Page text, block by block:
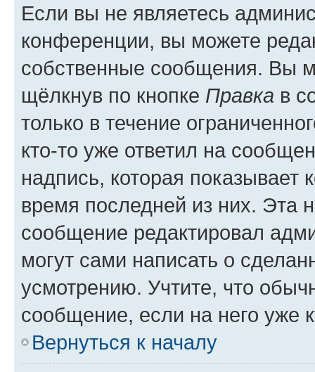
Если вы не являетесь
конференции, вы можете
собственные сообщения. Вы
щёлкнув по кнопке Правка в
только в течение
кто-то уже ответил на
надпись, которая показывает
время последней из них. Эта
сообщение редактировал
могут сами написать о
усмотрению. Учтите, что
сообщение, если на него уже
Вернуться к началу